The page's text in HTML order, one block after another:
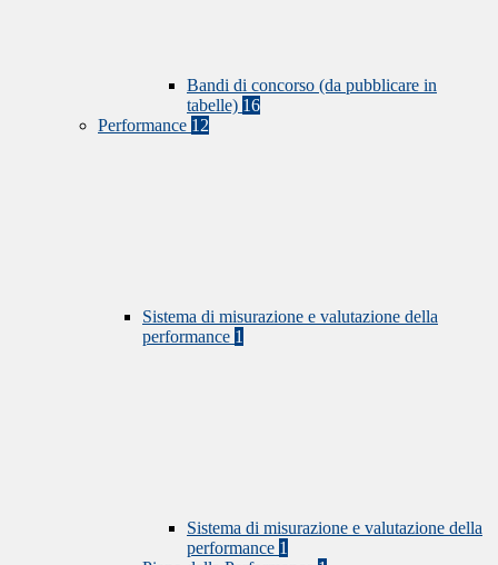
Bandi di concorso (da pubblicare in
tabelle) 16
Performance 12
Sistema di misurazione e valutazione della
performance 1
Sistema di misurazione e valutazione della
performance 1